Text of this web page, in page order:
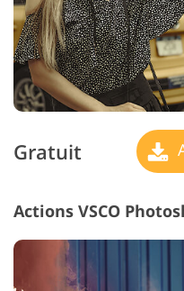
Gratuit